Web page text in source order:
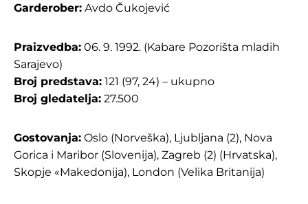
Garderober: Avdo Čukojević
Praizvedba: 06. 9. 1992. (Kabare Pozorišta mladih
Sarajevo)
Broj predstava: 121 (97, 24) – ukupno
Broj gledatelja: 27.500
Gostovanja: Oslo (Norveška), Ljubljana (2), Nova
Gorica i Maribor (Slovenija), Zagreb (2) (Hrvatska),
Skopje «Makedonija), London (Velika Britanija)